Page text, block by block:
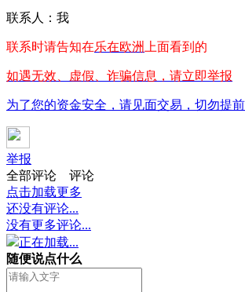
联系人：我
联系时请告知在乐在欧洲 上面看到的
如遇无效、虚假、诈骗信息，请立即举报
为了您的资金安全，请见面交易，切勿提
举报
全部评论
评论
点击加载更多
还没有评论...
没有更多评论...
正在加载...
随便说点什么